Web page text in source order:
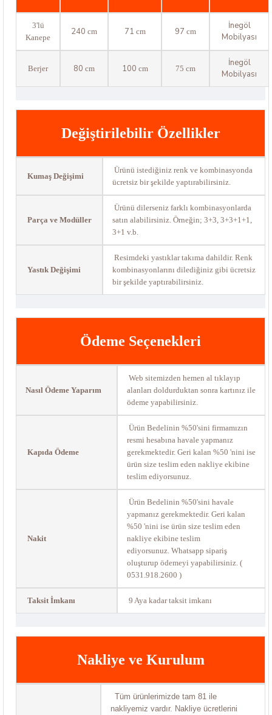
3'lü
Kanepe
240 cm 71 cm 97 cm
İnegöl
Mobilyası
Berjer 80 cm 100 cm 75 cm
İnegöl
Mobilyası
Değiştirilebilir Özellikler
Kumaş Değişimi
Ürünü istediğiniz renk ve kombinasyonda
ücretsiz bir şekilde yaptırabilirsiniz.
Parça ve Modüller
Ürünü dilerseniz farklı kombinasyonlarda
satın alabilirsiniz. Örneğin; 3+3, 3+3+1+1,
3+1 v.b.
Yastık Değişimi
Resimdeki yastıklar takıma dahildir. Renk
kombinasyonlarını dilediğiniz gibi ücretsiz
bir şekilde yaptırabilirsiniz.
Ödeme Seçenekleri
Nasıl Ödeme Yaparım
Web sitemizden hemen al tıklayıp
alanları doldurduktan sonra kartınız ile
ödeme yapabilirsiniz.
Kapıda Ödeme
Ürün Bedelinin %50'sini firmamızın
resmi hesabına havale yapmanız
gerekmektedir. Geri kalan %50 'nini ise
ürün size teslim eden nakliye ekibine
teslim ediyorsunuz.
Nakit
Ürün Bedelinin %50'sini havale
yapmanız gerekmektedir. Geri kalan
%50 'nini ise ürün size teslim eden
nakliye ekibine teslim
ediyorsunuz. Whatsapp sipariş
oluşturup ödemeyi yapabilirsiniz. (
0531.918.2600 )
Taksit İmkanı 9 Aya kadar taksit imkanı
Nakliye ve Kurulum
Tüm ürünlerimizde tam 81 ile
nakliyemiz vardır. Nakliye ücretlerini